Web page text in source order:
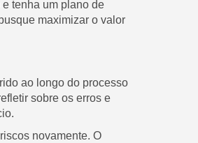
tenha um plano de
maximizar o valor
ao longo do processo
sobre os erros e
novamente. O